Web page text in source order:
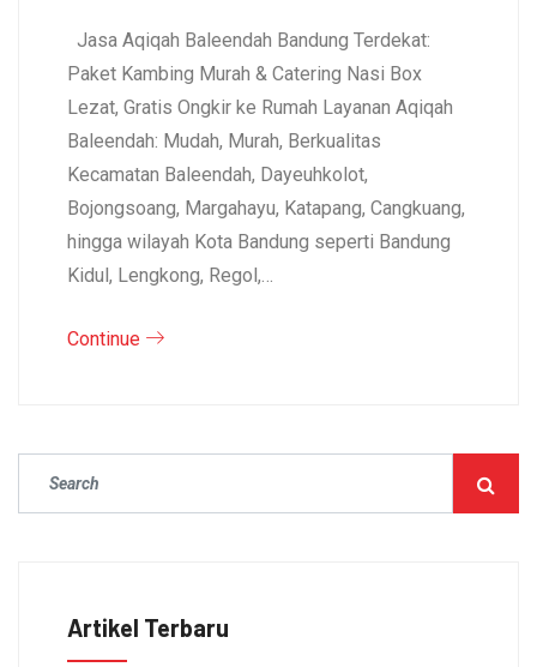
Jasa Aqiqah Baleendah Bandung Terdekat:
Paket Kambing Murah & Catering Nasi Box
Lezat, Gratis Ongkir ke Rumah Layanan Aqiqah
Baleendah: Mudah, Murah, Berkualitas
Kecamatan Baleendah, Dayeuhkolot,
Bojongsoang, Margahayu, Katapang, Cangkuang,
hingga wilayah Kota Bandung seperti Bandung
Kidul, Lengkong, Regol,…
Continue
Artikel Terbaru